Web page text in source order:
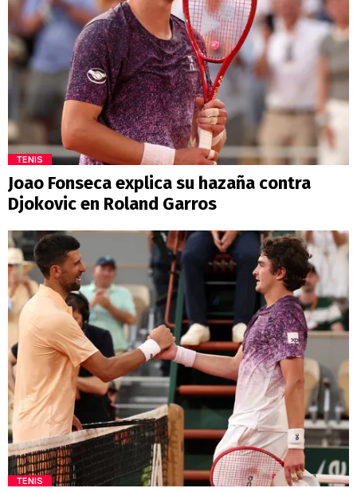
TENIS
Joao Fonseca explica su hazaña contra
Djokovic en Roland Garros
TENIS